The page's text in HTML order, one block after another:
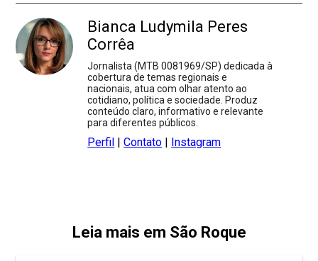
Bianca Ludymila Peres
Corrêa
Jornalista (MTB 0081969/SP) dedicada à
cobertura de temas regionais e
nacionais, atua com olhar atento ao
cotidiano, política e sociedade. Produz
conteúdo claro, informativo e relevante
para diferentes públicos.
Perfil |Contato | Instagram
Leia mais em São Roque